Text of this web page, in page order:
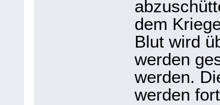
dem
Blut wird
werden
werden.
werden